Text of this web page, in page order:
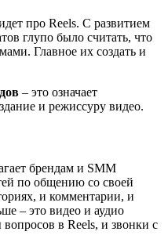
про Reels. С развитием
глупо было считать, что
Главное их создать и
– это означает
и режиссуру видео.
брендам и SMM
по общению со своей
и комментарии, и
– это видео и аудио
в Reels, и звонки с